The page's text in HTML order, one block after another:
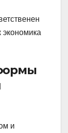
экономика
и